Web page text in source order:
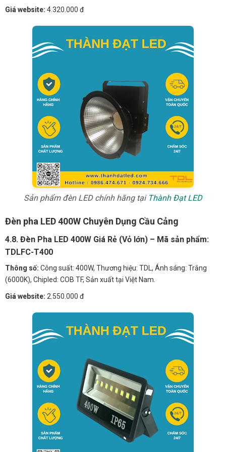
Giá website: 4.320.000 đ
Sản phẩm đèn LED chính hãng tại Thành Đạt LED
Đèn pha LED 400W Chuyên Dụng Cầu Cảng
4.8. Đèn Pha LED 400W Giá Rẻ (Vỏ lớn) – Mã sản phẩm:
TDLFC-T400
Thông số: Công suất: 400W, Thương hiệu: TDL, Ánh sáng: Trắng
(6000K), Chipled: COB TF, Sản xuất tại Việt Nam.
Giá website: 2.550.000 đ